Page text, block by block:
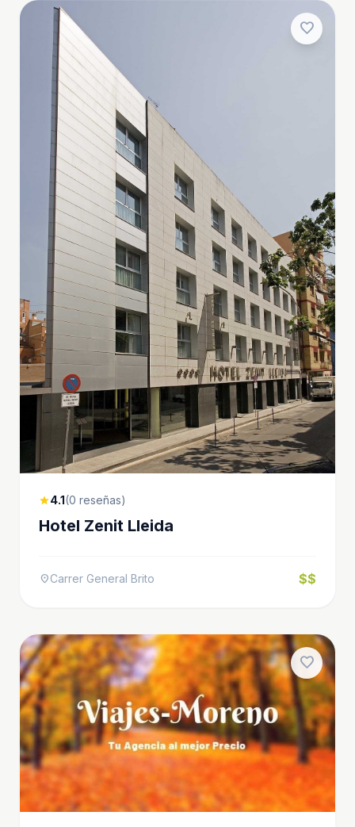
favorite
star4.1(0 reseñas)
Hotel Zenit Lleida
location_onCarrer General Brito $$
favorite